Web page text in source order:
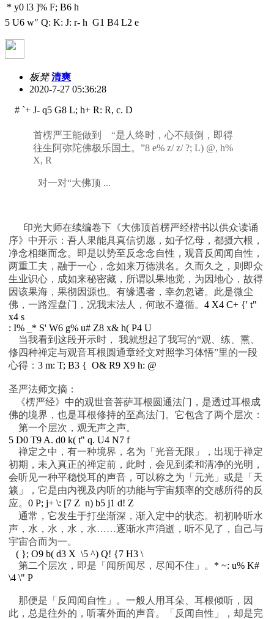
* y0 l3 ]% F; B6 h
5 U6 w" Q: K: J: r- h G1 B4 L2 e
板凳 清爽
2020-7-27 05:36:28
# `+ J- q5 G8 L; h+ R: R, c. D
首楞严王能做到 “是人终时，心不颠倒，即得
往生阿弥陀佛极乐国土。”8 e% z/ z/ ?; L) @, h%
X, R
对一对“大佛顶 ...
印光大师在续编卷下《大佛顶首楞严经楷书以供众读诵
序》中开示：吾人果能具真信切愿，如子忆母，都摄六根，
净念相继而念。即是以势至反念念自性，观音反闻闻自性，
两重工夫，融于一心，念如来万德洪名。久而久之，则即众
生业识心，成如来秘密藏，所谓以果地觉，为因地心，故得
因该果海，果彻因源也。有缘遇者，幸勿忽诸。此是微尘
佛，一路涅盘门，况我末法人，何敢不遵循。 4 X4 C+ {' t"
x4 s
: I% _* S' W6 g% u# Z8 x& h( P4 U
当我看到这段开示时， 我就想起了我写的“观、练、熏、
修四种禅定与观音耳根圆通章经文对照学习体悟”里的一段
心得： 3 m: T; B3 { O& R9 X9 h: @
圣严法师文摘：
《楞严经》中的观世音菩萨耳根圆通法门，是透过耳根成
佛的境界，也是耳根修持的至高法门。它包含了两个层次：
第一个层次，观无声之声。
5 D0 T9 A. d0 k( t" q. U4 N7 f
禅定之中，有一种境界，名为「光音无限」，出现于禅定
初期，未入真正的禅定前，此时，会见到柔和清净的光明，
会听见一种平稳悦耳的声音，可以称之为「元光」或是「天
籁」，它是由内视及内听的功能与宇宙频率的交感所得的反
应。 0 P; j+ \: [7 Z n) b5 j1 d! Z
通常，它发生于打坐渐深，渐入定中的状态。初初聆听水
声，水，水，水，水……逐渐水声消逝，听不见了，自己与
宇宙合而为一。
( }; O9 b( d3 X \5 ^) Q! {7 H3 \
第二个层次，即是「闻所闻尽，尽闻不住」。 * ~: u% K#
\4 \" P
那便是「反闻闻自性」。一般人用耳朵、耳根倾听，因
此，总是往外的，听著外面的声音。「反闻自性」，却是完